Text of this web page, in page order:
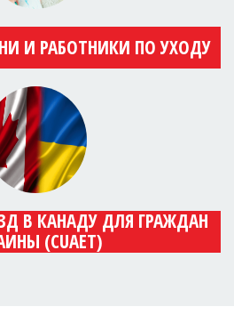
И РАБОТНИКИ ПО УХОДУ
В КАНАДУ ДЛЯ ГРАЖДАН
(CUAET)